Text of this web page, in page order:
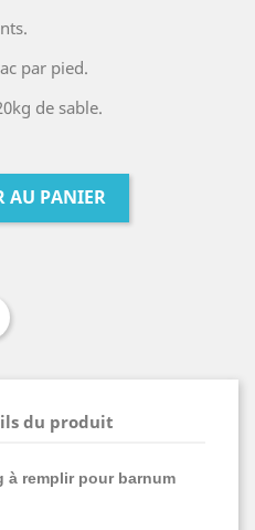
par pied.
de sable.
AU PANIER
du produit
à remplir pour barnum